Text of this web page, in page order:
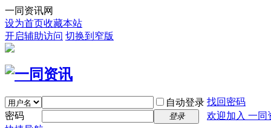
一同资讯网
设为首页收藏本站
开启辅助访问 切换到窄版
自动登录 找回密码
密码
登录
欢迎加入 一同